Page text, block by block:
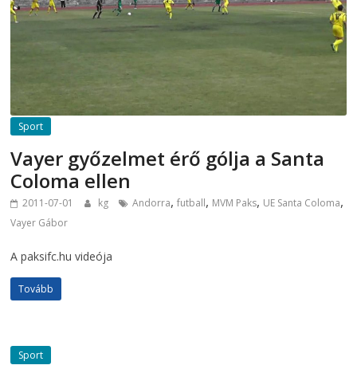
Sport
Vayer győzelmet érő gólja a Santa
Coloma ellen
2011-07-01 kg Andorra,futball, MVM Paks, UE Santa Coloma,
Vayer Gábor
A paksifc.hu videója
Tovább
Sport